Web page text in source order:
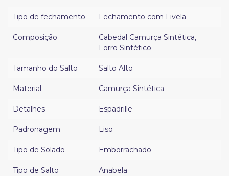
Tipo de fechamento Fechamento com Fivela
Composição Cabedal Camurça Sintética,
Forro Sintético
Tamanho do Salto Salto Alto
Material Camurça Sintética
Detalhes Espadrille
Padronagem Liso
Tipo de Solado Emborrachado
Tipo de Salto Anabela